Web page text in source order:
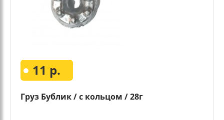
11 р.
Груз Бублик / с кольцом / 28г